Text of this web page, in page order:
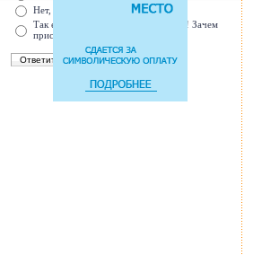
Нет, Я уверен в себе
Так есть же подушки безопасности! Зачем
пристегива